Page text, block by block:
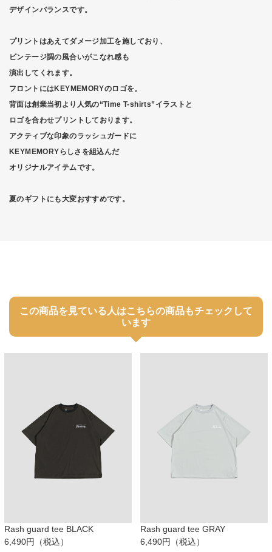
デザインバランスです。
プリントはあえてダメージ加工を施しており、
ビンテージ調の風合いがこなれ感も
演出してくれます。
フロントにはKEYMEMORYのロゴを。
背面は創業当初より人気の“Time T-shirts”イラストと
ロゴを合わせプリントしております。
アクティブな印象のラッシュガードに
KEYMEMORYらしさを組込んだ
オリジナルアイテムです。
夏のギフトにも大変おすすめです。
この商品を見ている人はこちらの商品もチェックして
います
Rash guard tee BLACK
6,490円（税込）
Rash guard tee GRAY
6,490円（税込）